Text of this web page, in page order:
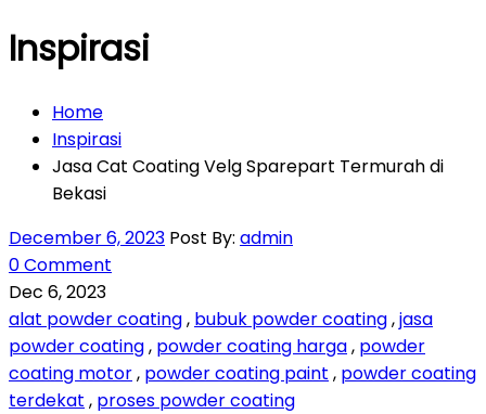
Inspirasi
Home
Inspirasi
Jasa Cat Coating Velg Sparepart Termurah di
Bekasi
December 6, 2023 Post By: admin
0 Comment
Dec 6, 2023
alat powder coating, bubuk powder coating,jasa
powder coating, powder coating harga, powder
coating motor, powder coating paint , powder coating
terdekat , proses powder coating